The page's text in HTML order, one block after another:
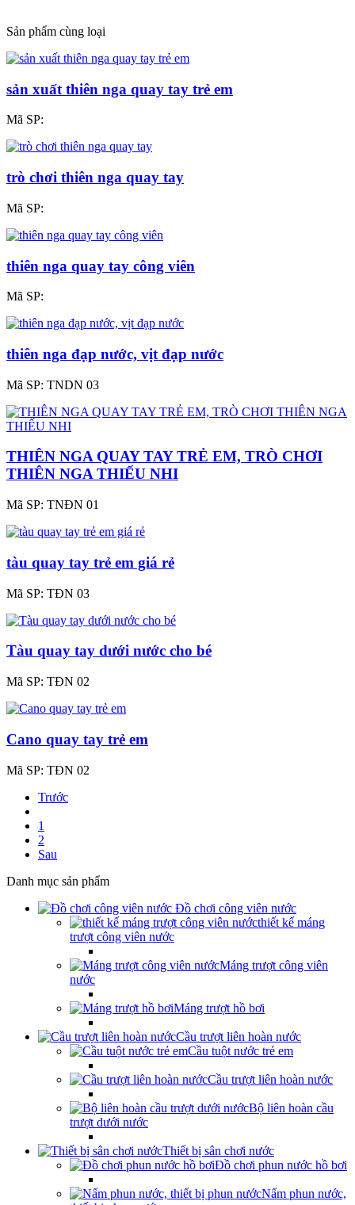
Sản phẩm cùng loại
sản xuất thiên nga quay tay trẻ em
Mã SP:
trò chơi thiên nga quay tay
Mã SP:
thiên nga quay tay công viên
Mã SP:
thiên nga đạp nước, vịt đạp nước
Mã SP: TNDN 03
THIÊN NGA QUAY TAY TRẺ EM, TRÒ CHƠI
THIÊN NGA THIẾU NHI
Mã SP: TNĐN 01
tàu quay tay trẻ em giá rẻ
Mã SP: TĐN 03
Tàu quay tay dưới nước cho bé
Mã SP: TĐN 02
Cano quay tay trẻ em
Mã SP: TĐN 02
Trước
1
2
Sau
Danh mục sản phẩm
Đồ chơi công viên nước
thiết kế máng
trượt công viên nước
Máng trượt công viên
nước
Máng trượt hồ bơi
Cầu trượt liên hoàn nước
Cầu tuột nước trẻ em
Cầu trượt liên hoàn nước
Bộ liên hoàn cầu
trượt dưới nước
Thiết bị sân chơi nước
Đồ chơi phun nước hồ bơi
Nấm phun nước,